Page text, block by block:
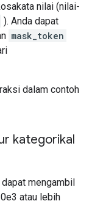
nilai (nilai-
). Anda dapat
mask_token
dalam contoh
kategorikal
mengambil
atau lebih